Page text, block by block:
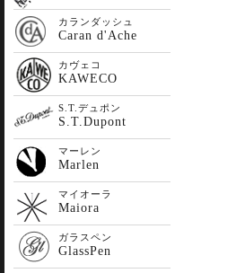
カランダッシュ
Caran d'Ache
カヴェコ
KAWECO
S.T.デュポン
S.T.Dupont
マーレン
Marlen
マイオーラ
Maiora
ガラスペン
GlassPen